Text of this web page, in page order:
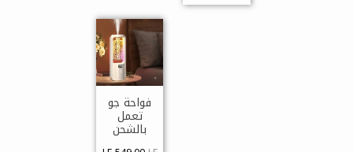
فواحة جو
تعمل
بالشحن